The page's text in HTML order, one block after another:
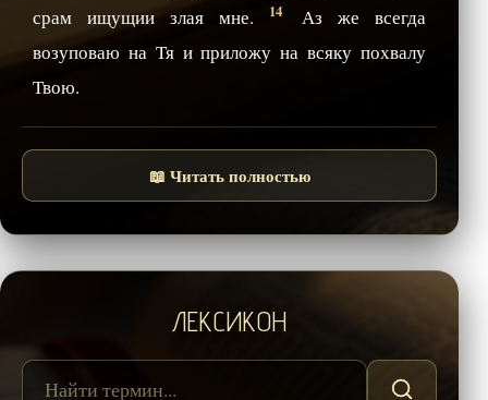
срам ищущии злая мне.
14
Аз же всегда
возуповаю на Тя и приложу на всяку похвалу
Твою.
📖 Читать полностью
ЛЕКСИКОН